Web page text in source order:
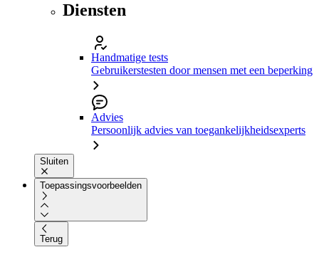
Diensten
Handmatige tests
Gebruikerstesten door mensen met een beperking
Advies
Persoonlijk advies van toegankelijkheidsexperts
Sluiten
Toepassingsvoorbeelden
Terug